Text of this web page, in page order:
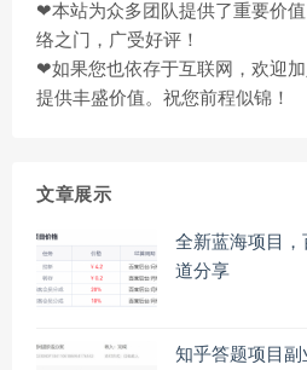
❤本站为众多团队提供了重要价
络之门，广受好评！
❤如果您也依存于互联网，欢迎
提供丰盛价值。祝您前程似锦！
文章展示
全新蓝海项目
道分享
知乎答题项目